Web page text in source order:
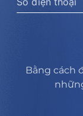
Bằng cách